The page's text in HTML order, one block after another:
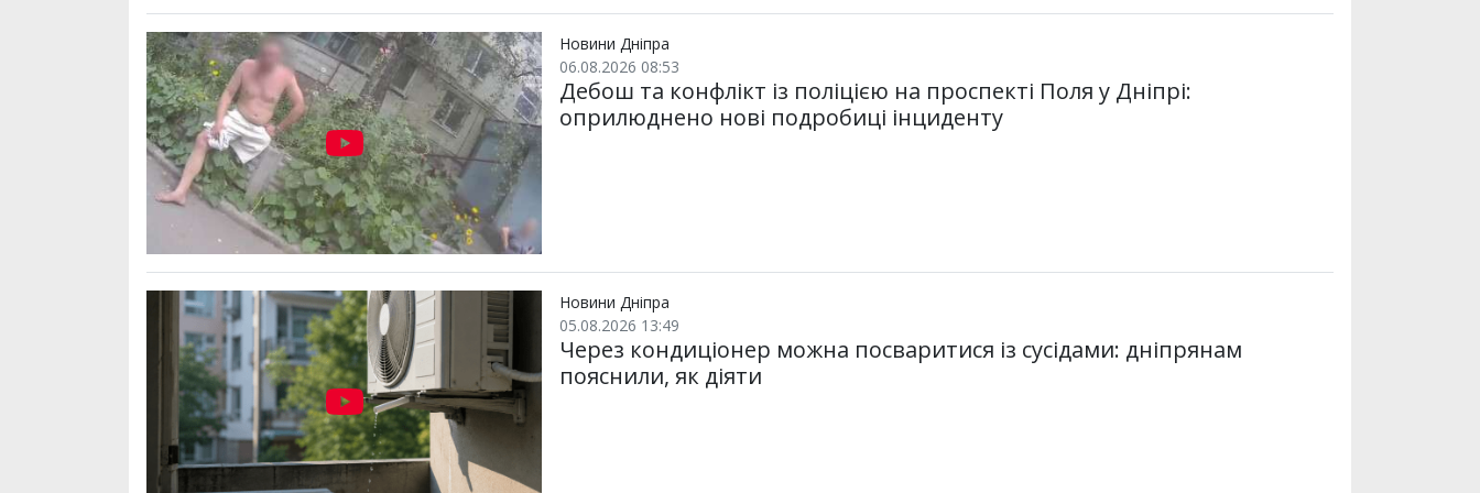
Новини Дніпра
06.08.2026 08:53
Дебош та конфлікт із поліцією на проспекті Поля у Дніпрі:
оприлюднено нові подробиці інциденту
Новини Дніпра
05.08.2026 13:49
Через кондиціонер можна посваритися із сусідами: дніпрянам
пояснили, як діяти